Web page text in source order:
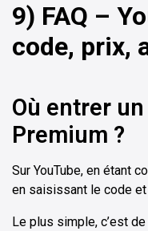
9) FAQ –
code, prix,
Où entrer
Premium ?
Sur YouTube, en étant
en saisissant le code et
Le plus simple, c’est